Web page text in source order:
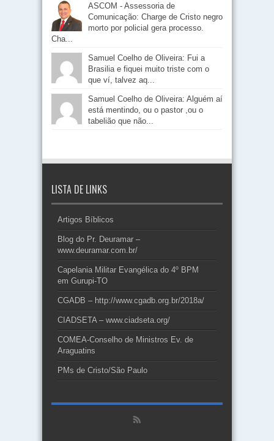
ASCOM - Assessoria de
Comunicação: Charge de Cristo negro
morto por policial gera processo.
Cha...
Samuel Coelho de Oliveira: Fui a
Brasilia e fiquei muito triste com o
que ví, talvez aq...
Samuel Coelho de Oliveira: Alguém aí
está mentindo, ou o pastor ,ou o
tabelião que não...
LISTA DE LINKS
Artigos Bíblicos
Blog do Pr. Deuramar –
www.deuramar.com.br/
Capelania Militar Evangélica do 4º BPM
em Gurupi-TO
CGADB – http://www.cgadb.org.br/2018a/
CIADSETA – www.ciadseta.org/
COMEA-Conselho de Ministros Ev. de
Araguatins
PMs de Cristo/São Paulo